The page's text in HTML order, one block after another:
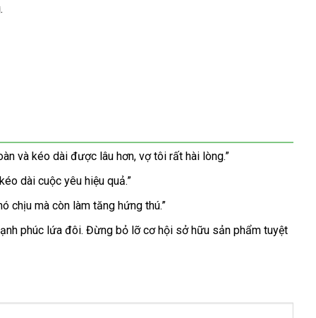
và kéo dài được lâu hơn, vợ tôi rất hài lòng.”
dài cuộc yêu hiệu quả.”
chịu mà còn làm tăng hứng thú.”
phúc lứa đôi. Đừng bỏ lỡ cơ hội sở hữu sản phẩm tuyệt